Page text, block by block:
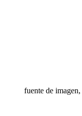
fuente de imagen,